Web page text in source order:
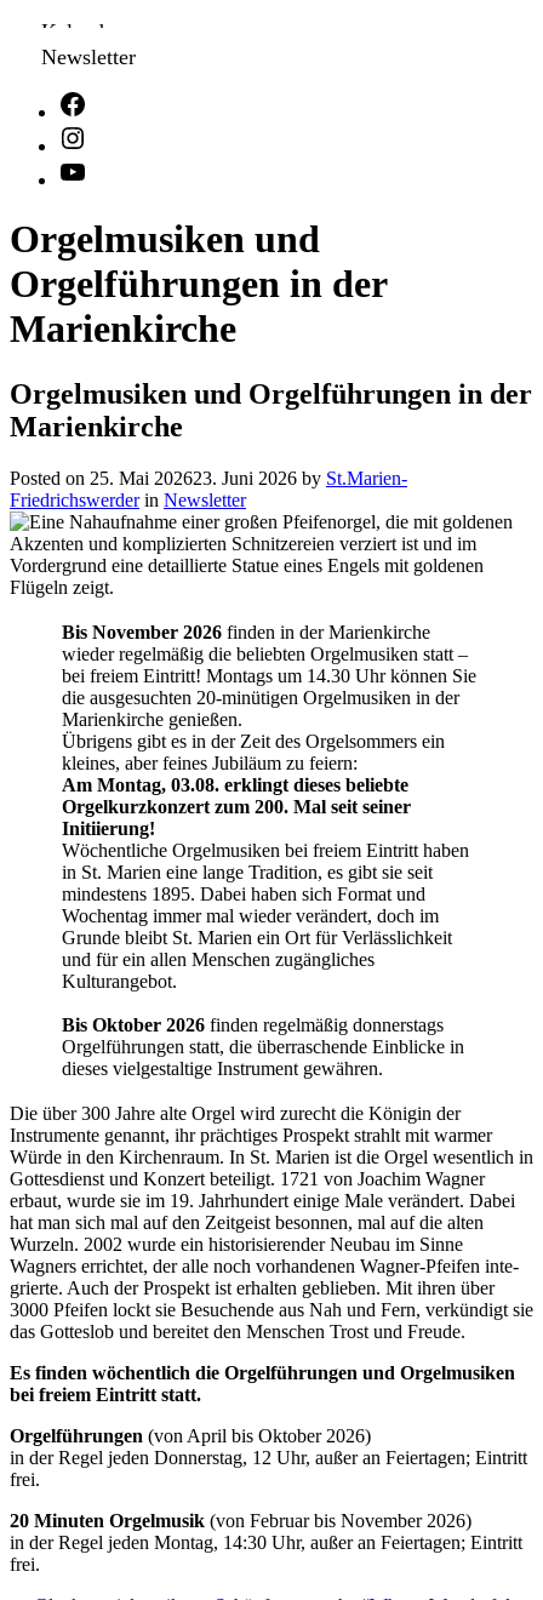
Kalender
Newsletter
Orgelmusiken und
Orgelführungen in der
Marienkirche
Orgelmusiken und Orgelführungen in der
Marienkirche
Posted on 25. Mai 202623. Juni 2026 by St.Marien-
Friedrichswerderin Newsletter
Bis November 2026 finden in der Marienkirche
wieder regelmäßig die beliebten Orgelmusiken statt –
bei freiem Eintritt! Montags um 14.30 Uhr können Sie
die ausgesuchten 20-minütigen Orgelmusiken in der
Marienkirche genießen.
Übrigens gibt es in der Zeit des Orgelsommers ein
kleines, aber feines Jubiläum zu feiern:
Am Montag, 03.08. erklingt dieses beliebte
Orgelkurzkonzert zum 200. Mal seit seiner
Initiierung!
Wöchentliche Orgelmusiken bei freiem Eintritt haben
in St. Marien eine lange Tradition, es gibt sie seit
mindestens 1895. Dabei haben sich Format und
Wochentag immer mal wieder verändert, doch im
Grunde bleibt St. Marien ein Ort für Verlässlichkeit
und für ein allen Menschen zugängliches
Kulturangebot.
Bis Oktober 2026 finden regelmäßig donnerstags
Orgelführungen statt, die überraschende Einblicke in
dieses vielgestaltige Instrument gewähren.
Die über 300 Jahre alte Orgel wird zurecht die Königin der
Instrumente genannt, ihr prächtiges Prospekt strahlt mit warmer
Würde in den Kirchenraum. In St. Marien ist die Orgel wesentlich in
Gottesdienst und Konzert beteiligt. 1721 von Joachim Wagner
erbaut, wurde sie im 19. Jahrhundert einige Male verändert. Dabei
hat man sich mal auf den Zeitgeist besonnen, mal auf die alten
Wurzeln. 2002 wurde ein historisierender Neubau im Sinne
Wagners errichtet, der alle noch vorhan­denen Wagner-Pfeifen inte­
grier­te. Auch der Prospekt ist erhalten geblieben. Mit ihren über
3000 Pfeifen lockt sie Besuchende aus Nah und Fern, verkündigt sie
das Gotteslob und bereitet den Menschen Trost und Freude.
Es finden wöchentlich die Orgelführungen und Orgelmusiken
bei freiem Eintritt statt.
Orgelführungen (von April bis Oktober 2026)
in der Regel jeden Donners­tag, 12 Uhr, außer an Fei­er­­­tagen; Eintritt
frei.
20 Minuten Orgelmusik (von Februar bis November 2026)
in der Regel jeden Montag, 14:30 Uhr, außer an Feier­tagen; Eintritt
frei.